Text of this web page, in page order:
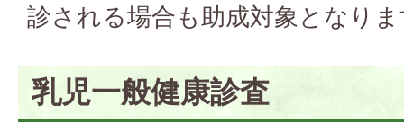
診される場合も助成対象となり
乳児一般健康診査